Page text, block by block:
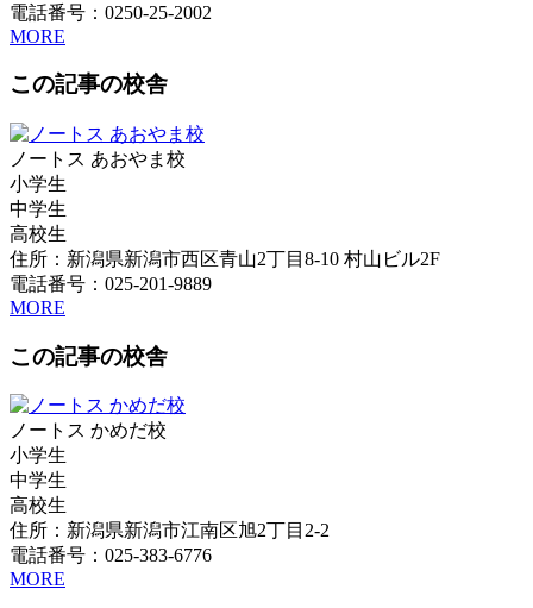
電話番号：0250-25-2002
MORE
この記事の校舎
ノートス あおやま校
小学生
中学生
高校生
住所：新潟県新潟市西区青山2丁目8-10 村山ビル2F
電話番号：025-201-9889
MORE
この記事の校舎
ノートス かめだ校
小学生
中学生
高校生
住所：新潟県新潟市江南区旭2丁目2-2
電話番号：025-383-6776
MORE